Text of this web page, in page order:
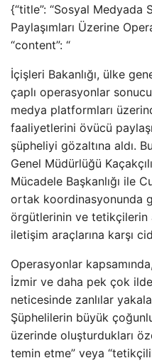
{“title”: “Sosyal Medyada
Paylaşımları Üzerine
“content”: “
İçişleri Bakanlığı, ülke
çaplı operasyonlar
medya platformları
faaliyetlerini övücü
şüpheliyi gözaltına aldı.
Genel Müdürlüğü
Mücadele Başkanlığı ile
ortak koordinasyonunda
örgütlerinin ve tetikçilerin
iletişim araçlarına karşı
Operasyonlar
İzmir ve daha pek çok
neticesinde zanlılar
Şüphelilerin büyük
üzerinde oluşturdukları
temin etme” veya